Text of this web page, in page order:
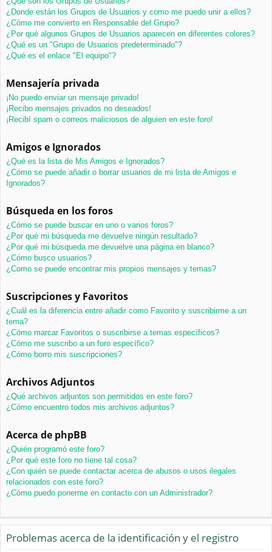
¿Donde están los Grupos de Usuarios y como me puedo unir a ellos?
¿Cómo me convierto en Responsable del Grupo?
¿Por qué algunos Grupos de Usuarios aparecen en diferentes colores?
¿Qué es un "Grupo de Usuarios predeterminado"?
¿Qué es el enlace "El equipo"?
Mensajería privada
¡No puedo enviar un mensaje privado!
¡Recibo mensajes privados no deseados!
¡Recibí spam o correos maliciosos de alguien en este foro!
Amigos e Ignorados
¿Qué es la lista de Mis Amigos e Ignorados?
¿Cómo se puede añadir o borrar usuarios de mi lista de Amigos e
Ignorados?
Búsqueda en los foros
¿Cómo se puede buscar en uno o varios foros?
¿Por qué mi búsqueda me devuelve ningún resultado?
¿Por qué mi búsqueda me devuelve una página en blanco?
¿Cómo busco usuarios?
¿Como se puede encontrar mis propios mensajes y temas?
Suscripciones y Favoritos
¿Cuál es la diferencia entre añadir como Favorito y suscribirme a un
tema?
¿Cómo marcar Favoritos o suscribirse a temas específicos?
¿Cómo me suscribo a un foro específico?
¿Cómo borro mis suscripciones?
Archivos Adjuntos
¿Qué archivos adjuntos son permitidos en este foro?
¿Cómo encuentro todos mis archivos adjuntos?
Acerca de phpBB
¿Quién programó este foro?
¿Por qué este foro no tiene tal cosa?
¿Con quién se puede contactar acerca de abusos o usos ilegales
relacionados con este foro?
¿Cómo puedo ponerme en contacto con un Administrador?
Problemas acerca de la identificación y el registro